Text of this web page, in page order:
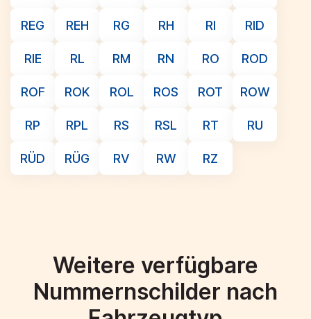
REG REH RG RH RI RID
RIE RL RM RN RO ROD
ROF ROK ROL ROS ROT ROW
RP RPL RS RSL RT RU
RÜD RÜG RV RW RZ
Weitere verfügbare
Nummernschilder nach